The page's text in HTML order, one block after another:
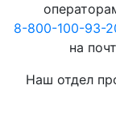
8-800-100-93-
на
Наш отдел